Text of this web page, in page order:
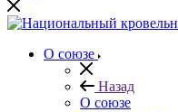
О союзе
Назад
О союзе